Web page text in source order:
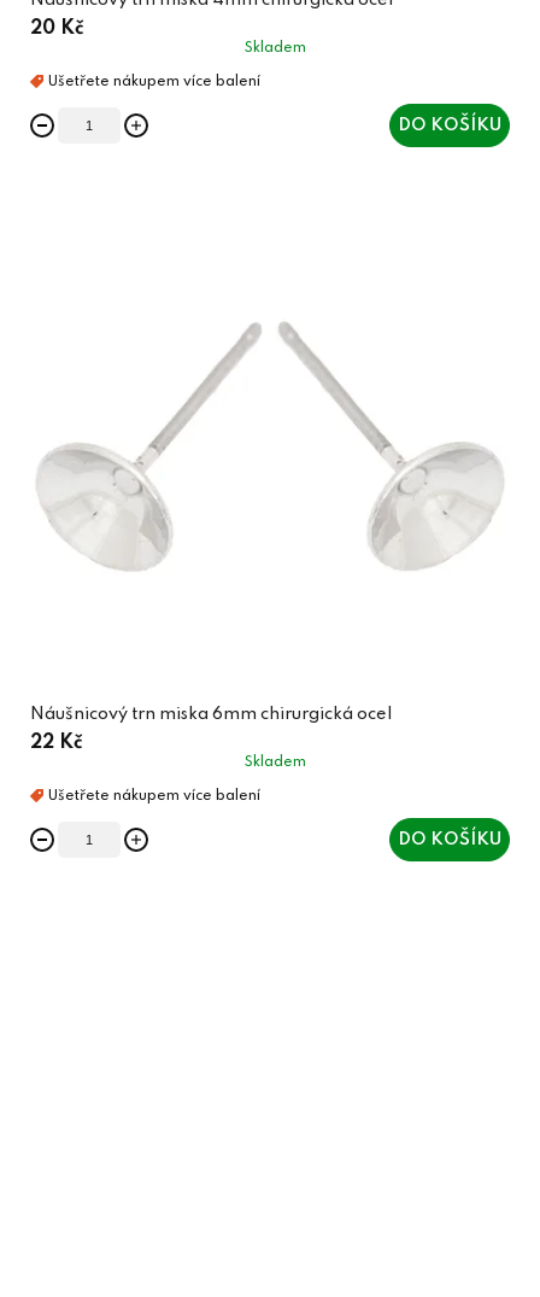
20 Kč
Skladem
DO KOŠÍKU
Náušnicový trn miska 6mm chirurgická ocel
22 Kč
Skladem
DO KOŠÍKU